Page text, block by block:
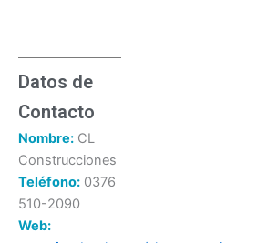
Datos de
Contacto
Nombre: CL
Construcciones
Teléfono: 0376
510-2090
Web: